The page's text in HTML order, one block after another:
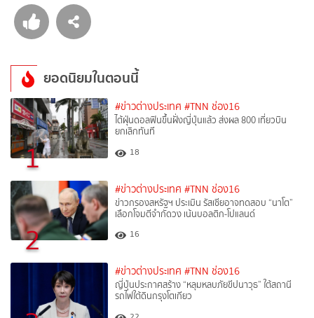
ยอดนิยมในตอนนี้
1
#ข่าวต่างประเทศ #TNN ช่อง16
ไต้ฝุ่นดอลฟินขึ้นฝั่งญี่ปุ่นแล้ว ส่งผล 800 เที่ยวบิน
ยกเลิกทันที
18
2
#ข่าวต่างประเทศ #TNN ช่อง16
ข่าวกรองสหรัฐฯ ประเมิน รัสเซียอาจทดสอบ “นาโต”
เลือกโจมตีจำกัดวง เน้นบอลติก-โปแลนด์
16
#ข่าวต่างประเทศ #TNN ช่อง16
ญี่ปุ่นประกาศสร้าง “หลุมหลบภัยขีปนาวุธ” ใต้สถานี
รถไฟใต้ดินกรุงโตเกียว